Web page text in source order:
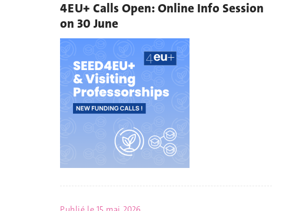
4EU+ Calls Open: Online Info Session
on 30 June